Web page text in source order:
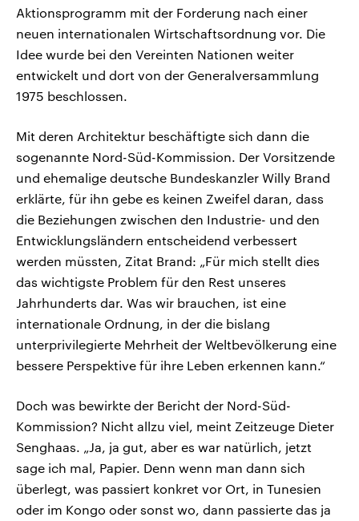
Aktionsprogramm mit der Forderung nach einer
neuen internationalen Wirtschaftsordnung vor. Die
Idee wurde bei den Vereinten Nationen weiter
entwickelt und dort von der Generalversammlung
1975 beschlossen.
Mit deren Architektur beschäftigte sich dann die
sogenannte Nord-Süd-Kommission. Der Vorsitzende
und ehemalige deutsche Bundeskanzler Willy Brand
erklärte, für ihn gebe es keinen Zweifel daran, dass
die Beziehungen zwischen den Industrie- und den
Entwicklungsländern entscheidend verbessert
werden müssten, Zitat Brand: „Für mich stellt dies
das wichtigste Problem für den Rest unseres
Jahrhunderts dar. Was wir brauchen, ist eine
internationale Ordnung, in der die bislang
unterprivilegierte Mehrheit der Weltbevölkerung eine
bessere Perspektive für ihre Leben erkennen kann.“
Doch was bewirkte der Bericht der Nord-Süd-
Kommission? Nicht allzu viel, meint Zeitzeuge Dieter
Senghaas. „Ja, ja gut, aber es war natürlich, jetzt
sage ich mal, Papier. Denn wenn man dann sich
überlegt, was passiert konkret vor Ort, in Tunesien
oder im Kongo oder sonst wo, dann passierte das ja